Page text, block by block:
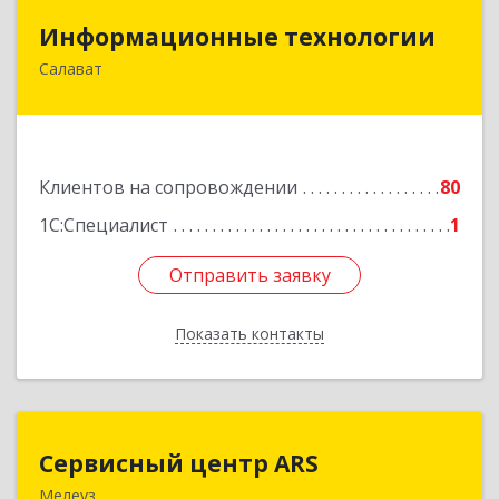
Информационные технологии
Салават
Клиентов на сопровождении
80
1С:Специалист
1
Отправить заявку
Показать контакты
Информационные технологии
Отправить заявку
Назад
Сервисный центр ARS
Мелеуз